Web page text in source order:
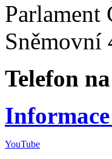
Parlament
Sněmovní
Telefon
YouTube